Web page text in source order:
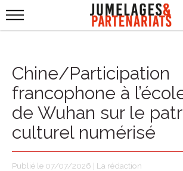
Chine/Participation
francophone à
de Wuhan sur le
culturel numérisé
Publié le 07/07/2026 | La rédaction